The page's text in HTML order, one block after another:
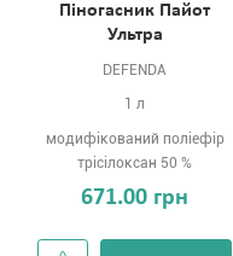
Піногасник Пайот
Ультра
DEFENDA
1 л
модифікований поліефір
трісілоксан 50 %
671.00 грн